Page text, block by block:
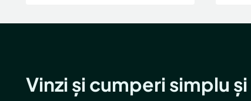
Vinzi și cumperi simplu